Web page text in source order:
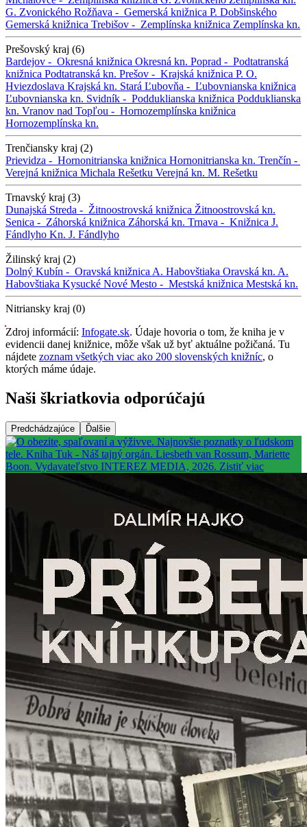
G. Zvonického Rožňava - Gemerská knižnica P. Dobšinského
Gemerská knižnica Trebišov - Zemplínska knižnica Zemplínska kn.
Prešovský kraj (6)
Bardejov - Okresná knižnica Okresná kn. Poprad - Podtatranská
knižnica Podtatranská kn. Prešov - Krajská knižnica P. O.
Hviezdoslava Krajská kn. Stará Ľubovňa - Ľubovnianska knižnica
Ľubovnianska kn. Svidník - Podduklianska knižnica Podduklianska
kn. Vranov nad Topľou - Hornozemplínska knižnica
Hornozemplínska kn.
Trenčiansky kraj (2)
Prievidza - Hornonitrianska knižnica Hornonitrianska kn. Trenčín -
Verejná knižnica Michala Rešetku Verejná kn. M. Rešetku
Trnavský kraj (3)
Dunajská Streda - Žitnoostrovská knižnica Žitnoostrovská kn.
Senica - Záhorská knižnica Záhorská kn. Trnava - Knižnica J.
Fándlyho Kn. J. Fándlyho
Žilinský kraj (2)
Dolný Kubín - Oravská knižnica A. Habovštiaka Oravská kn. A.
Habovštiaka Kysucké Nové Mesto - Mestská knižnica Mestská kn.
Nitriansky kraj (0)
Zdroj informácií: Infogate.sk. Údaje hovoria o tom, že kniha je v
evidencii danej knižnice, môže však už byť aktuálne požičaná. Tu
nájdete zoznam všetkých viac ako 200 slovenských knižníc, o
ktorých máme údaje.
Naši škriatkovia odporúčajú
Predchádzajúce Ďalšie